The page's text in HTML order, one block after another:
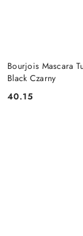
Bourjois Mascara
Black Czarny
Cena:
40.15